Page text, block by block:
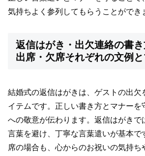
気持ちよく参列してもらうことができ
返信はがき・出欠連絡の書
出席・欠席それぞれの文例
結婚式の返信はがきは、ゲストの出欠
イテムです。正しい書き方とマナーを
への敬意が伝わります。返信はがきで
言葉を避け、丁寧な言葉遣いが基本で
席の場合も、心からのお祝いの気持ち